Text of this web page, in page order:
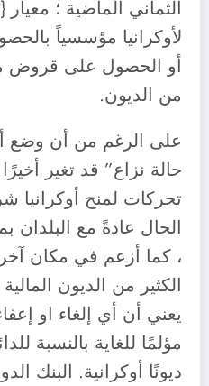
الثماني الماضية ؛
لأوكرانيا مؤسسياً
أو الحصول على قروض
من الديون.
على الرغم من أن وضع
حالة نزاع” قد تغير
تحركات لمنح أوكرانيا
الحال عادةً مع البلدان
، كما أزعم في مكان آخر
الكثير من الديون
يعني أن أي إلغاء او
مؤلمًا للغاية بالنسبة
ديونًا أوكرانية. البنك